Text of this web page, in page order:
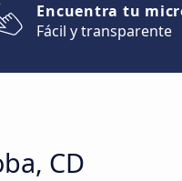
Encuentra tu
Fácil y transparente
CD